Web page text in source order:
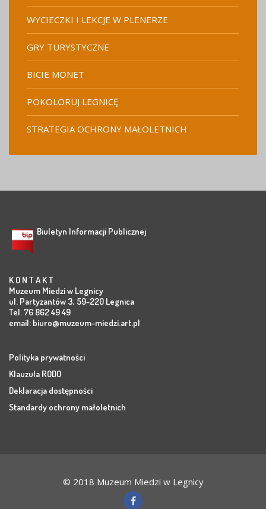
WYCIECZKI I LEKCJE W PLENERZE
GRY TURYSTYCZNE
BICIE MONET
POKOLORUJ LEGNICĘ
STRATEGIA OCHRONY MAŁOLETNICH
Biuletyn Informacji Publicznej
K O N T A K T
Muzeum Miedzi w Legnicy
ul. Partyzantów 3, 59-220 Legnica
Tel. 76 862 49 49
email: biuro@muzeum-miedzi.art.pl
Polityka prywatności
Klauzula RODO
Deklaracja dostępności
Standardy ochrony małoletnich
© 2018 Muzeum Miedzi w Legnicy